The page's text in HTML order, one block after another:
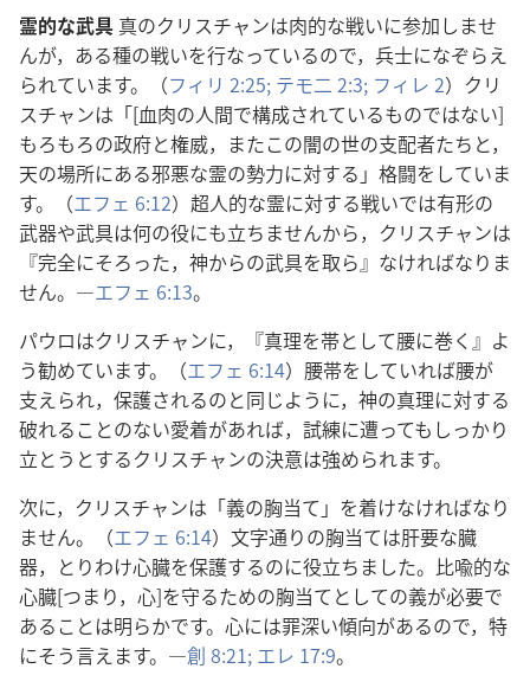
霊的な武具 真のクリスチャンは肉的な戦いに参加しませ
んが，ある種の戦いを行なっているので，兵士になぞらえ
られています。（フィリ 2:25; テモ二 2:3; フィレ 2）クリ
スチャンは「[血肉の人間で構成されているものではない]
もろもろの政府と権威，またこの闇の世の支配者たちと，
天の場所にある邪悪な霊の勢力に対する」格闘をしていま
す。（エフェ 6:12）超人的な霊に対する戦いでは有形の
武器や武具は何の役にも立ちませんから，クリスチャンは
『完全にそろった，神からの武具を取ら』なければなりま
せん。―エフェ 6:13。
パウロはクリスチャンに，『真理を帯として腰に巻く』よ
う勧めています。（エフェ 6:14）腰帯をしていれば腰が
支えられ，保護されるのと同じように，神の真理に対する
破れることのない愛着があれば，試練に遭ってもしっかり
立とうとするクリスチャンの決意は強められます。
次に，クリスチャンは「義の胸当て」を着けなければなり
ません。（エフェ 6:14）文字通りの胸当ては肝要な臓
器，とりわけ心臓を保護するのに役立ちました。比喩的な
心臓[つまり，心]を守るための胸当てとしての義が必要で
あることは明らかです。心には罪深い傾向があるので，特
にそう言えます。―創 8:21; エレ 17:9。